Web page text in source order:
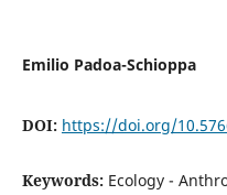
Emilio Padoa-Schioppa
DOI: https://doi.org/
Keywords: Ecology -